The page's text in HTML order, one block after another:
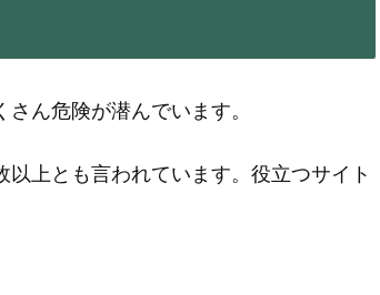
ん危険が潜んでいます。
上とも言われています。役立つサイト